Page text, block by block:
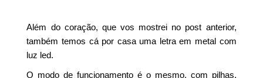
Além do coração, que vos mostrei no post anterior,
também temos cá por casa uma letra em metal com
luz led.
O modo de funcionamento é o mesmo, com pilhas,